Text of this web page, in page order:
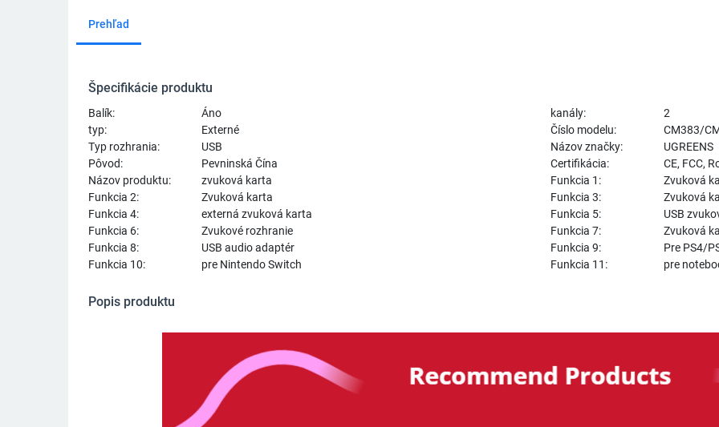
Prehľad
Špecifikácie produktu
Balík: Áno kanály:
2
typ:
Externé Číslo modelu:
CM383/
Typ rozhrania:
USB Názov značky:
UGREENS
Pôvod:
Pevninská Čína Certifikácia:
CE, FCC,
Názov produktu:
zvuková karta Funkcia 1:
Zvuková
Funkcia 2:
Zvuková karta Funkcia 3:
Zvuková
Funkcia 4:
externá zvuková karta Funkcia 5:
USB
Funkcia 6:
Zvukové rozhranie Funkcia 7:
Zvuková
Funkcia 8:
USB audio adaptér Funkcia 9:
Pre PS4/
Funkcia 10:
pre Nintendo Switch Funkcia 11: pre
Popis produktu